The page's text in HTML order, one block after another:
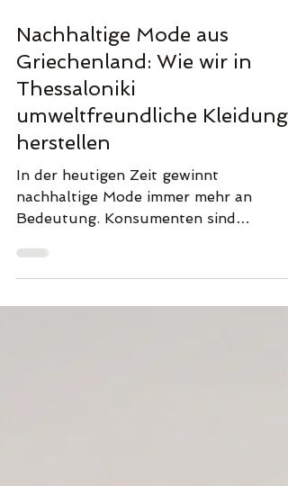
Nachhaltige Mode aus
Griechenland: Wie wir in
Thessaloniki
umweltfreundliche Kleidung
herstellen
In der heutigen Zeit gewinnt
nachhaltige Mode immer mehr an
Bedeutung. Konsumenten sind